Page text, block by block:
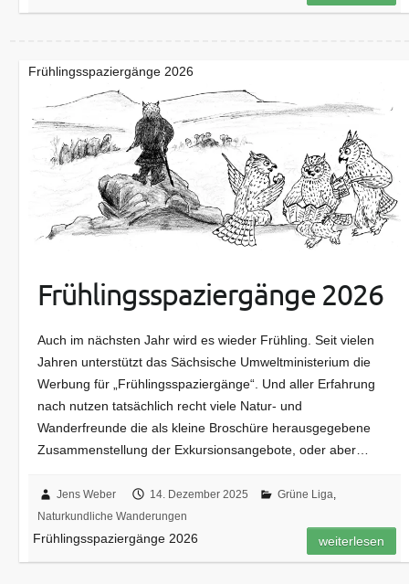
Frühlingsspaziergänge 2026
Frühlingsspaziergänge 2026
Auch im nächsten Jahr wird es wieder Frühling. Seit vielen
Jahren unterstützt das Sächsische Umweltministerium die
Werbung für „Frühlingsspaziergänge“. Und aller Erfahrung
nach nutzen tatsächlich recht viele Natur- und
Wanderfreunde die als kleine Broschüre herausgegebene
Zusammenstellung der Exkursionsangebote, oder aber…
Jens Weber 14. Dezember 2025 Grüne Liga,
Naturkundliche Wanderungen
Frühlingsspaziergänge 2026 weiterlesen